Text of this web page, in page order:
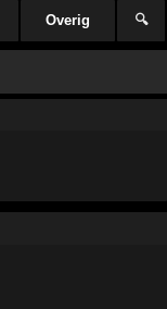
Overig 🔍